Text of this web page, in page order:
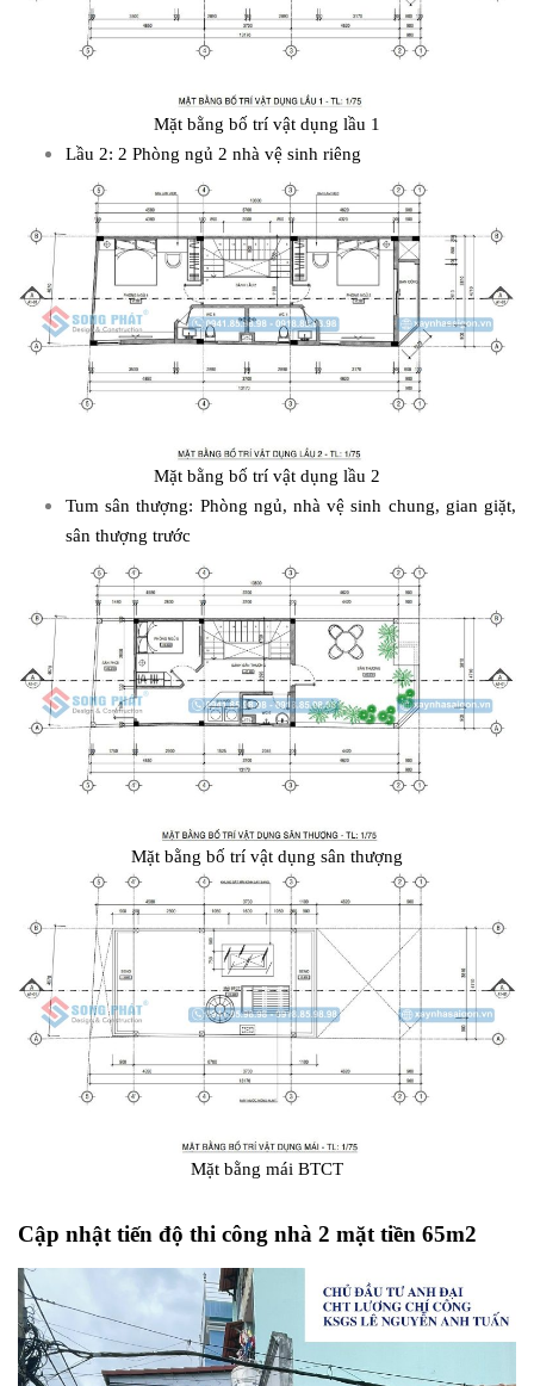
Mặt bằng bố trí vật dụng lầu 1
Lầu 2: 2 Phòng ngủ 2 nhà vệ sinh riêng
Mặt bằng bố trí vật dụng lầu 2
Tum sân thượng: Phòng ngủ, nhà vệ sinh chung, gian giặt,
sân thượng trước
Mặt bằng bố trí vật dụng sân thượng
Mặt bằng mái BTCT
Cập nhật tiến độ thi công nhà 2 mặt tiền 65m2